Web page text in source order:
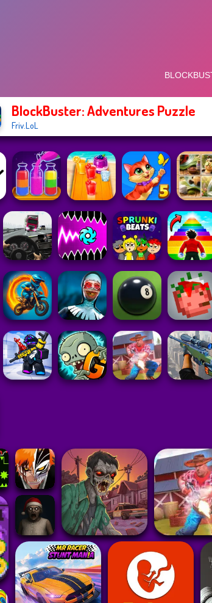
BlockBuster: Adventures Puzzle
Friv.LoL